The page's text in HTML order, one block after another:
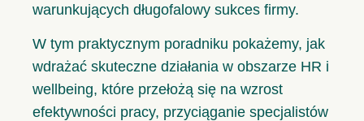
warunkujących długofalowy sukces firmy.
W tym praktycznym poradniku pokażemy, jak
wdrażać skuteczne działania w obszarze HR i
wellbeing, które przełożą się na wzrost
efektywności pracy, przyciąganie specjalistów